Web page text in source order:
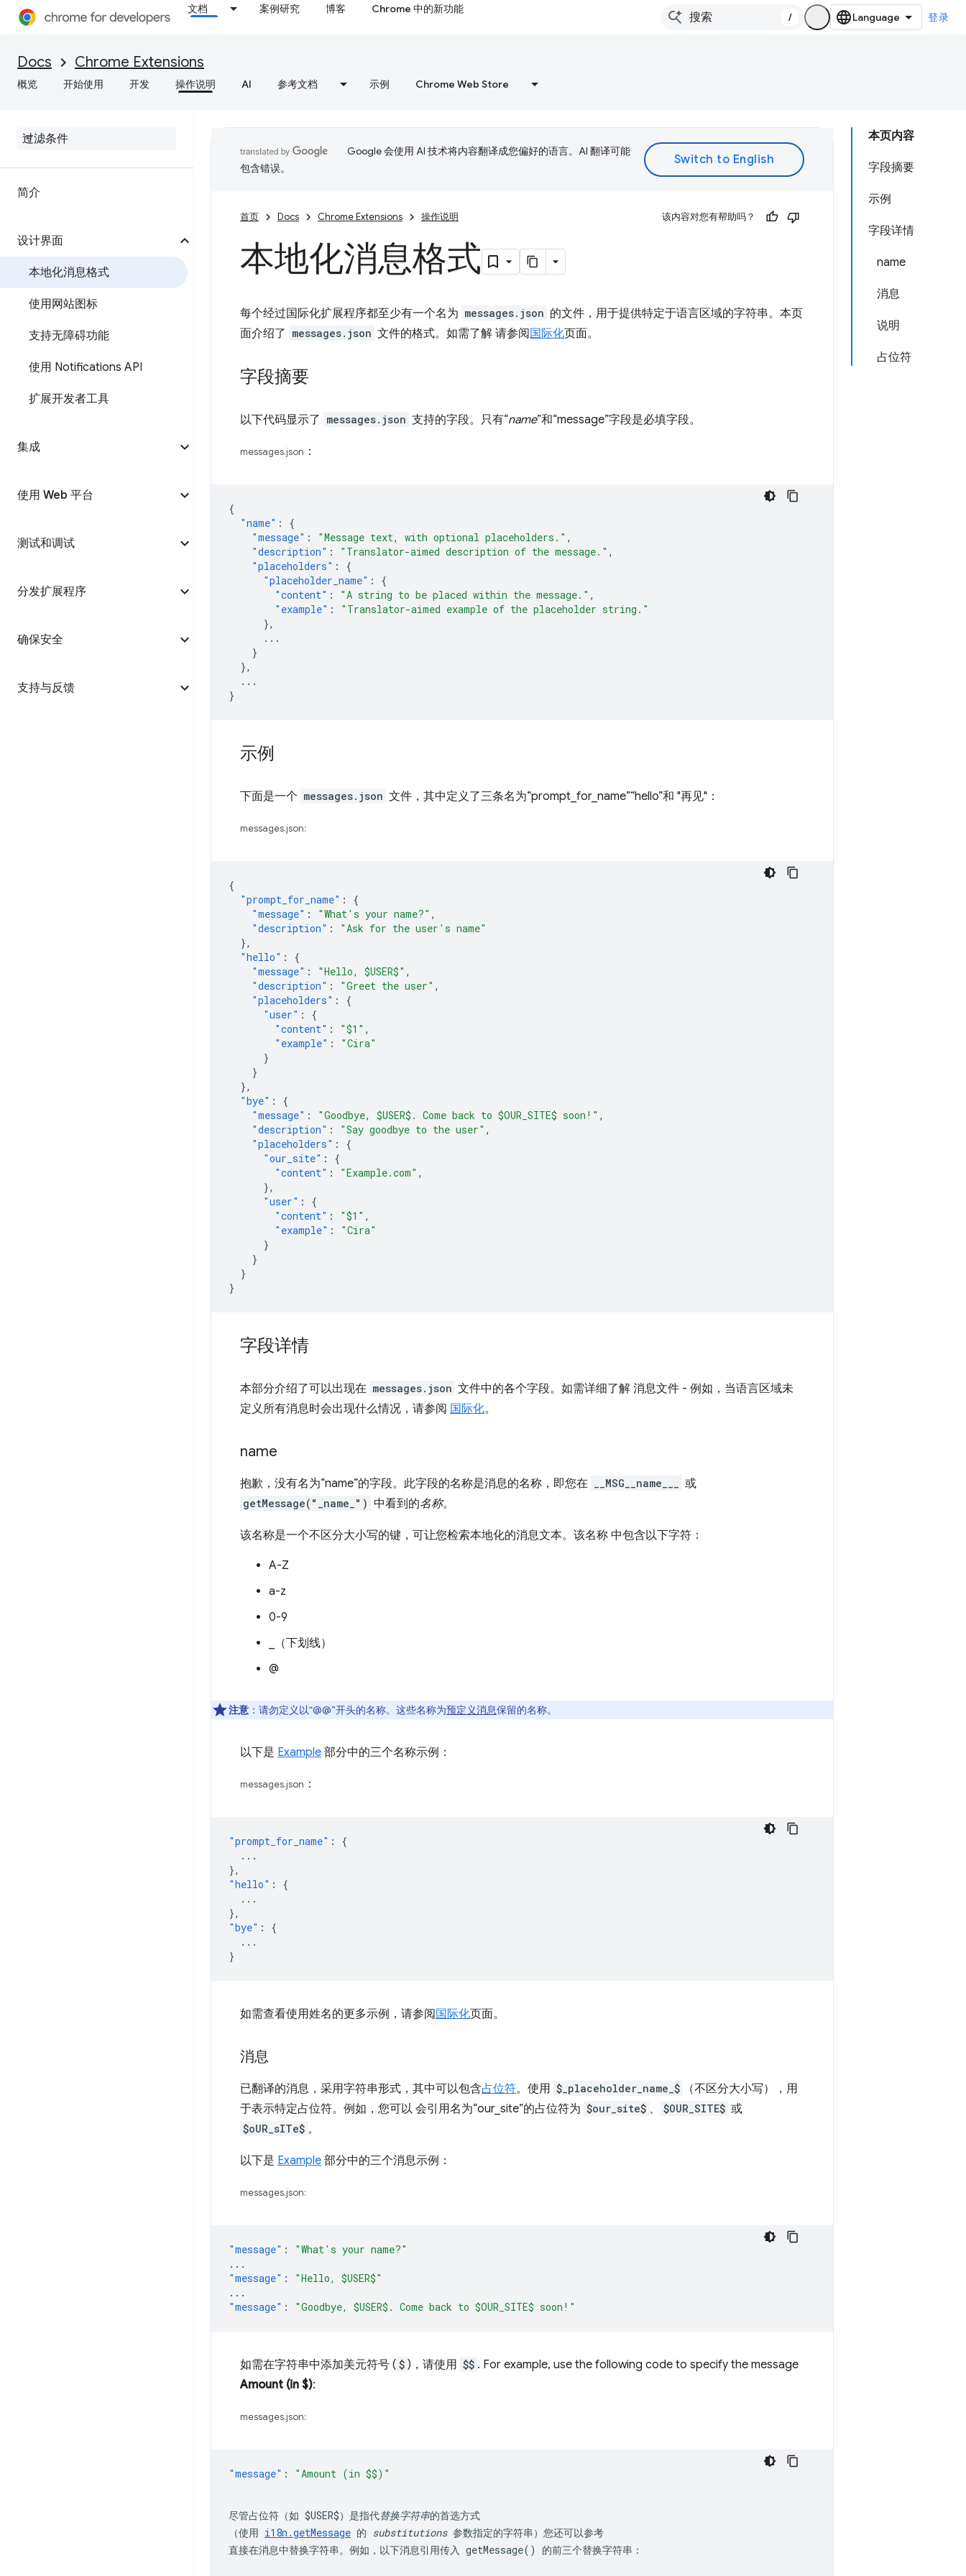
文档 案例研究 博客 Chrome 中的新功能
/ 登录
Docs Chrome Extensions
概览 开始使用 开发 操作说明 AI 参考文档 示例 Chrome Web Store
简介
设计界面
本地化消息格式
使用网站图标
支持无障碍功能
使用 Notifications API
扩展开发者工具
集成
使用 Web 平台
测试和调试
分发扩展程序
确保安全
支持与反馈
本页内容
字段摘要
示例
字段详情
name
消息
说明
占位符
Google 会使用 AI 技术将内容翻译成您偏好的语言。AI 翻译可能
包含错误。
首页 Docs Chrome Extensions 操作说明 该内容对您有帮助吗？
本地化消息格式
每个经过国际化扩展程序都至少有一个名为 messages.json 的文件，用于提供特定于语言区域的字符串。本页
面介绍了 messages.json 文件的格式。如需了解 请参阅 国际化页面。
字段摘要
以下代码显示了 messages.json 支持的字段。只有“name”和“message”字段是必填字段。
messages.json ：
{
"name" :
{
"message" : "Message text, with optional placeholders." ,
"description" : "Translator-aimed description of the message." ,
"placeholders" :
{
"placeholder_name" :
{
"content" : "A string to be placed within the message." ,
"example" :
"Translator-aimed example of the placeholder string."
},
...
}
},
...
}
示例
下面是一个 messages.json 文件，其中定义了三条名为“prompt_for_name”“hello”和 "再见"：
messages.json:
{
"prompt_for_name" :
{
"message" : "What's your name?" ,
"description" :
"Ask for the user's name"
},
"hello" :
{
"message" : "Hello, $USER$" ,
"description" : "Greet the user" ,
"placeholders" :
{
"user" :
{
"content" : "$1" ,
"example" :
"Cira"
}
}
},
"bye" :
{
"message" : "Goodbye, $USER$. Come back to $OUR_SITE$ soon!" ,
"description" : "Say goodbye to the user" ,
"placeholders" :
{
"our_site" :
{
"content" : "Example.com" ,
},
"user" :
{
"content" : "$1" ,
"example" :
"Cira"
}
}
}
}
字段详情
本部分介绍了可以出现在 messages.json 文件中的各个字段。如需详细了解 消息文件 - 例如，当语言区域未
定义所有消息时会出现什么情况，请参阅 国际化。
name
抱歉，没有名为“name”的字段。此字段的名称是消息的名称，即您在 __MSG__name___ 或
getMessage("_name_") 中看到的名称。
该名称是一个不区分大小写的键，可让您检索本地化的消息文本。该名称 中包含以下字符：
A-Z
a-z
0-9
_（下划线）
@
注意 ：请勿定义以“@@”开头的名称。这些名称为预定义消息保留的名称。
以下是 Example 部分中的三个名称示例：
messages.json ：
"prompt_for_name" :
{
...
},
"hello" :
{
...
},
"bye" :
{
...
}
如需查看使用姓名的更多示例，请参阅 国际化页面。
消息
已翻译的消息，采用字符串形式，其中可以包含占位符。使用 $_placeholder_name_$
（不区分大小写），用
于表示特定占位符。例如，您可以 会引用名为“our_site”的占位符为 $our_site$ 、 $OUR_SITE$ 或
$oUR_sITe$ 。
以下是 Example 部分中的三个消息示例：
messages.json:
"message" :
"What's your name?"
...
"message" :
"Hello, $USER$"
...
"message" : "Goodbye, $USER$. Come back to $OUR_SITE$ soon!"
如需在字符串中添加美元符号 ( $ )，请使用 $$ . For example, use the following code to specify the message
Amount (in $):
messages.json:
"message" :
尽管占位符（如 $USER$）是指代替换字符串的首选方式
（使用 i18n.getMessage 的 substitutions 参数指定的字符串）您还可以参考
直接在消息中替换字符串。例如，以下消息引用传入 getMessage() 的前三个替换字符串：